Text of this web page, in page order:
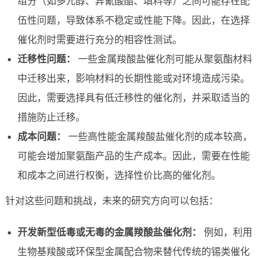
伍性问题，导致体系不稳定或性能下降。因此，在选择
催化剂时需要进行充分的相容性测试。
迁移性问题：
一些金属羧酸盐催化剂可能从聚氨酯材料
中迁移出来，影响材料的长期性能或对环境造成污染。
因此，需要选择具有低迁移性的催化剂，并采取适当的
措施防止迁移。
成本问题：
一些高性能金属羧酸盐催化剂的成本较高，
可能会增加聚氨酯产品的生产成本。因此，需要在性能
和成本之间进行权衡，选择性价比高的催化剂。
针对这些问题和挑战，未来的研究方向可以包括：
开发新型低毒或无毒的金属羧酸盐催化剂：
例如，利用
生物基羧酸或环保型金属配合物来替代传统的锡类催化